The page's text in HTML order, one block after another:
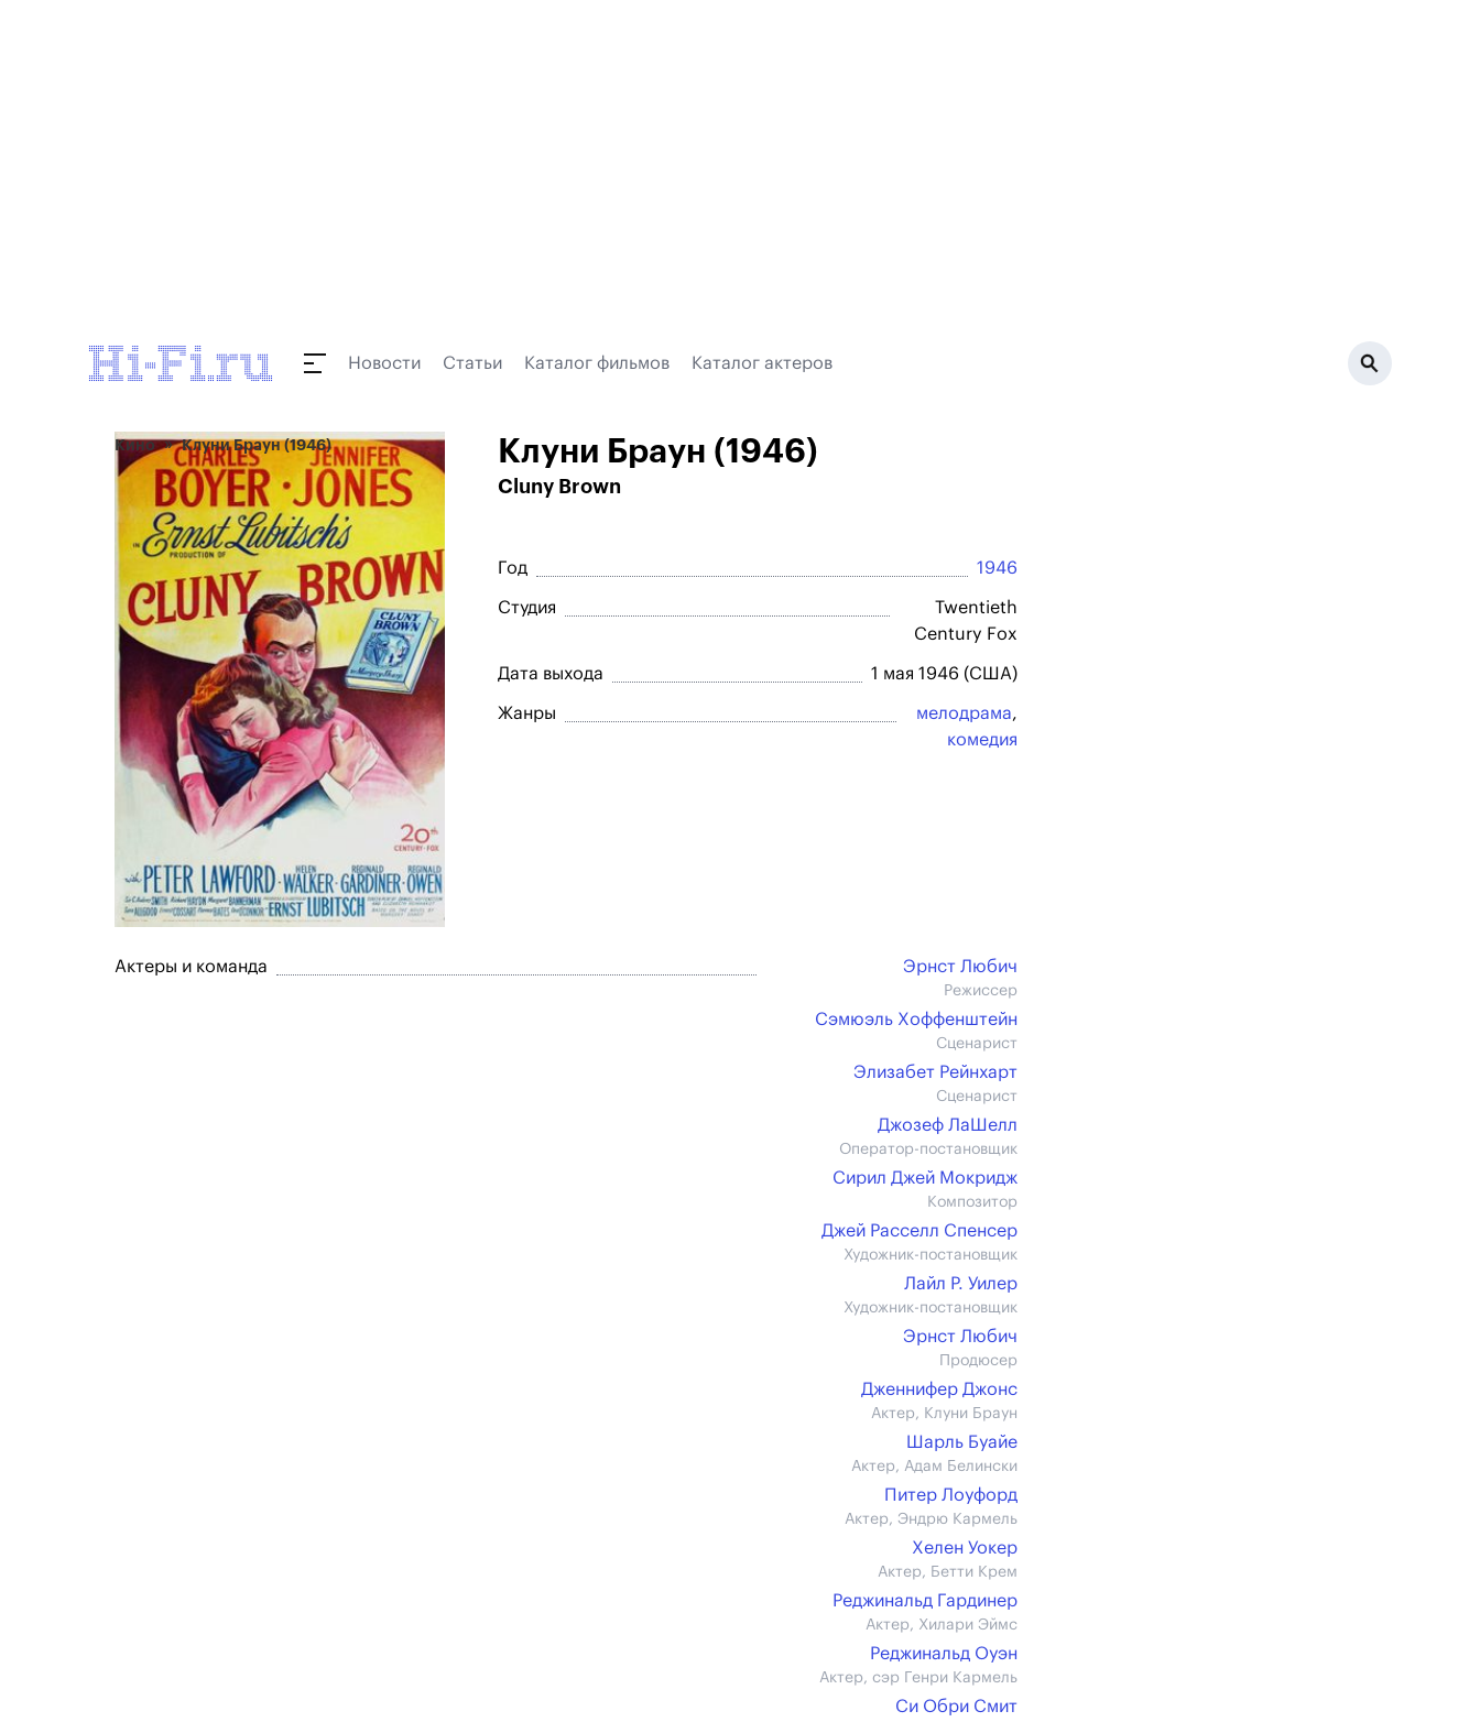
Новости Статьи Каталог фильмов Каталог актеров
Кино Клуни Браун (1946) Клуни Браун (1946)
Cluny Brown
Год 1946
Студия
Twentieth
Century Fox
Дата выхода 1 мая 1946 (США)
Жанры мелодрама,
комедия
Актеры и команда Эрнст Любич
Режиссер
Сэмюэль Хоффенштейн
Сценарист
Элизабет Рейнхарт
Сценарист
Джозеф ЛаШелл
Оператор-постановщик
Сирил Джей Мокридж
Композитор
Джей Расселл Спенсер
Художник-постановщик
Лайл Р. Уилер
Художник-постановщик
Эрнст Любич
Продюсер
Дженнифер Джонс
Актер, Клуни Браун
Шарль Буайе
Актер, Адам Белински
Питер Лоуфорд
Актер, Эндрю Кармель
Хелен Уокер
Актер, Бетти Крем
Реджинальд Гардинер
Актер, Хилари Эймс
Реджинальд Оуэн
Актер, сэр Генри Кармель
Си Обри Смит